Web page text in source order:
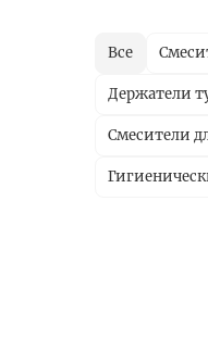
Все
Держатели
Смесители